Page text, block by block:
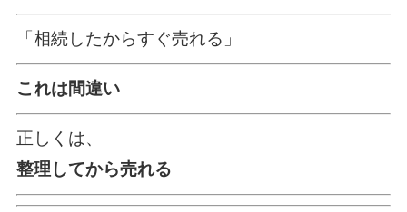
「相続したからすぐ売れる」
これは間違い
正しくは、
整理してから売れる